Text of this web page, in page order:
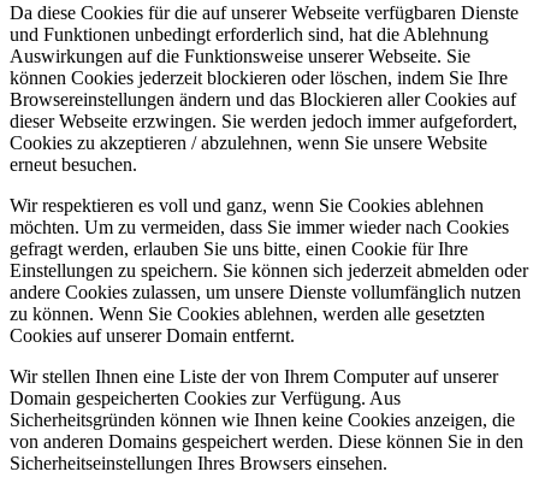
Da diese Cookies für die auf unserer Webseite verfügbaren Dienste
und Funktionen unbedingt erforderlich sind, hat die Ablehnung
Auswirkungen auf die Funktionsweise unserer Webseite. Sie
können Cookies jederzeit blockieren oder löschen, indem Sie Ihre
Browsereinstellungen ändern und das Blockieren aller Cookies auf
dieser Webseite erzwingen. Sie werden jedoch immer aufgefordert,
Cookies zu akzeptieren / abzulehnen, wenn Sie unsere Website
erneut besuchen.
Wir respektieren es voll und ganz, wenn Sie Cookies ablehnen
möchten. Um zu vermeiden, dass Sie immer wieder nach Cookies
gefragt werden, erlauben Sie uns bitte, einen Cookie für Ihre
Einstellungen zu speichern. Sie können sich jederzeit abmelden oder
andere Cookies zulassen, um unsere Dienste vollumfänglich nutzen
zu können. Wenn Sie Cookies ablehnen, werden alle gesetzten
Cookies auf unserer Domain entfernt.
Wir stellen Ihnen eine Liste der von Ihrem Computer auf unserer
Domain gespeicherten Cookies zur Verfügung. Aus
Sicherheitsgründen können wie Ihnen keine Cookies anzeigen, die
von anderen Domains gespeichert werden. Diese können Sie in den
Sicherheitseinstellungen Ihres Browsers einsehen.